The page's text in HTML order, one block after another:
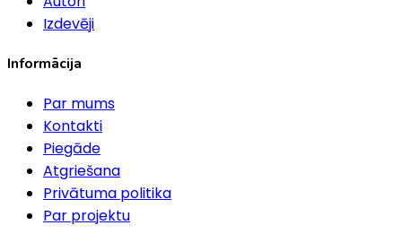
Izdevēji
Informācija
Par mums
Kontakti
Piegāde
Atgriešana
Privātuma politika
Par projektu